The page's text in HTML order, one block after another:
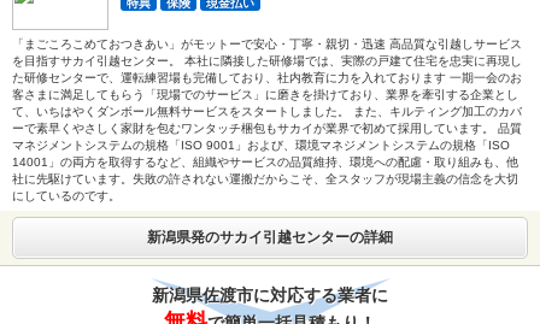
特典 保険 現金払い
「まごころこめておつきあい」がモットーで安心・丁寧・親切・迅速 高品質な引越しサービス
を目指すサカイ引越センター。 本社に隣接した研修場では、実際の戸建て住宅を忠実に再現し
た研修センターで、運転練習場も完備しており、社内教育に力を入れております 一期一会のお
客さまに満足してもらう「現場でのサービス」に磨きを掛けており、業界を牽引する企業とし
て、いちはやくダンボール無料サービスをスタートしました。 また、キルティング加工のカバ
ーで素早くやさしく家財を包むワンタッチ梱包もサカイが業界で初めて採用しています。 品質
マネジメントシステムの規格「ISO 9001」および、環境マネジメントシステムの規格「ISO
14001」の両方を取得するなど、組織やサービスの品質維持、環境への配慮・取り組みも、他
社に先駆けています。失敗の許されない運搬だからこそ、全スタッフが現場主義の信念を大切
にしているのです。
新潟県発のサカイ引越センターの詳細
新潟県佐渡市に対応する業者に